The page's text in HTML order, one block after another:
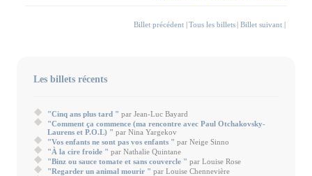
Billet précédent |Tous les billets | Billet suivant |
Les billets récents
"Cinq ans plus tard " par Jean-Luc Bayard
"Comment ça commence (ma rencontre avec Paul Otchakovsky-
Laurens et P.O.L) " par Nina Yargekov
"Vos enfants ne sont pas vos enfants " par Neige Sinno
"À la cire froide " par Nathalie Quintane
"Binz ou sauce tomate et sans couvercle " par Louise Rose
"Regarder un animal mourir " par Louise Chennevière